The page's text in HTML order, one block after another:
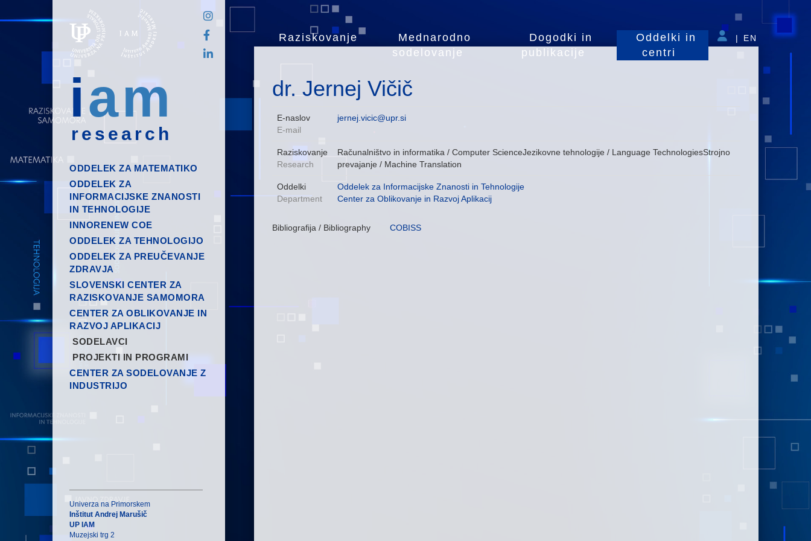
iam
research
Raziskovanje
Mednarodno
sodelovanje
Dogodki in
publikacije
Oddelki in
centri
| EN
ODDELEK ZA MATEMATIKO
ODDELEK ZA
INFORMACIJSKE ZNANOSTI
IN TEHNOLOGIJE
INNORENEW COE
ODDELEK ZA TEHNOLOGIJO
ODDELEK ZA PREUČEVANJE
ZDRAVJA
SLOVENSKI CENTER ZA
RAZISKOVANJE SAMOMORA
CENTER ZA OBLIKOVANJE IN
RAZVOJ APLIKACIJ
SODELAVCI
PROJEKTI IN PROGRAMI
CENTER ZA SODELOVANJE Z
INDUSTRIJO
dr. Jernej Vičič
E-naslov
E-mail
jernej.vicic@upr.si
Raziskovanje
Research
Računalništvo in informatika / Computer ScienceJezikovne tehnologije / Language TechnologiesStrojno
prevajanje / Machine Translation
Oddelki
Department
Oddelek za Informacijske Znanosti in Tehnologije
Center za Oblikovanje in Razvoj Aplikacij
Bibliografija / Bibliography COBISS
Univerza na Primorskem
Inštitut Andrej Marušič
UP IAM
Muzejski trg 2